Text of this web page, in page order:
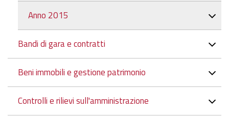
Anno 2015
Bandi di gara e contratti
Beni immobili e gestione patrimonio
Controlli e rilievi sull'amministrazione